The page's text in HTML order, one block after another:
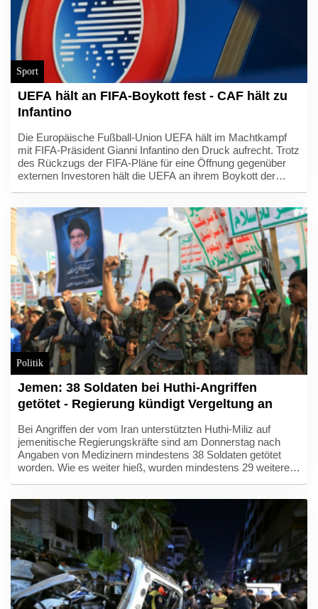
Sport
UEFA hält an FIFA-Boykott fest - CAF hält zu
Infantino
Die Europäische Fußball-Union UEFA hält im Machtkampf
mit FIFA-Präsident Gianni Infantino den Druck aufrecht. Trotz
des Rückzugs der FIFA-Pläne für eine Öffnung gegenüber
externen Investoren hält die UEFA an ihrem Boykott der
Zudem bekräftigte die UEFA, sie habe das Vertrauen in
Infantino verloren. Auch der südamerikanische Verband
CONMEBOL äußerte sich erstmals seit Bekanntwerden der
Privatisierungspläne kritisch über das Gebaren des FIFA-
Präsidenten.
Politik
Jemen: 38 Soldaten bei Huthi-Angriffen
getötet - Regierung kündigt Vergeltung an
Bei Angriffen der vom Iran unterstützten Huthi-Miliz auf
jemenitische Regierungskräfte sind am Donnerstag nach
Angaben von Medizinern mindestens 38 Soldaten getötet
worden. Wie es weiter hieß, wurden mindestens 29 weitere
vier Jahren. Die Huthis reklamierten die Angriffe für sich. Die
jemenitische Regierung kündigte Vergeltung an.